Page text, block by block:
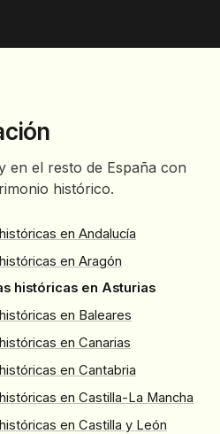
en el resto de España con
histórico.
en Andalucía
en Aragón
históricas en Asturias
en Baleares
en Canarias
en Cantabria
en Castilla-La Mancha
en Castilla y León